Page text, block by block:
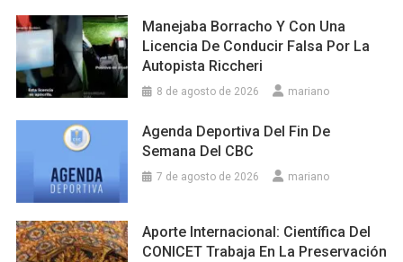
Manejaba Borracho Y Con Una
Licencia De Conducir Falsa Por La
Autopista Riccheri
8 de agosto de 2026 mariano
Agenda Deportiva Del Fin De
Semana Del CBC
7 de agosto de 2026 mariano
Aporte Internacional: Científica Del
CONICET Trabaja En La Preservación